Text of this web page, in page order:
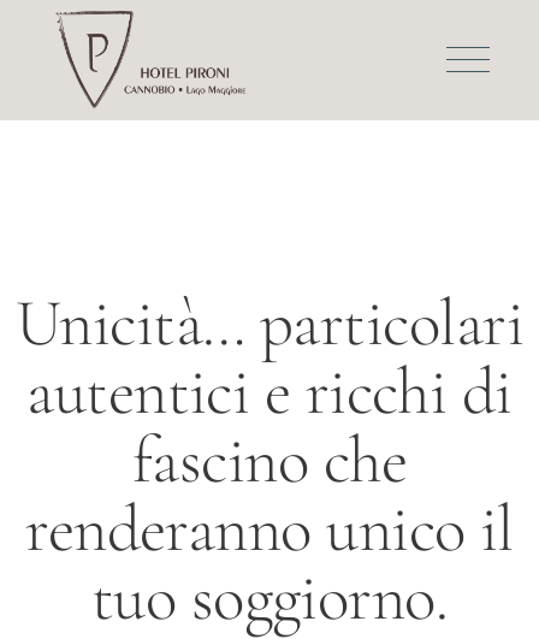
Unicità… particolari
autentici e ricchi di
fascino che
renderanno unico il
tuo soggiorno.